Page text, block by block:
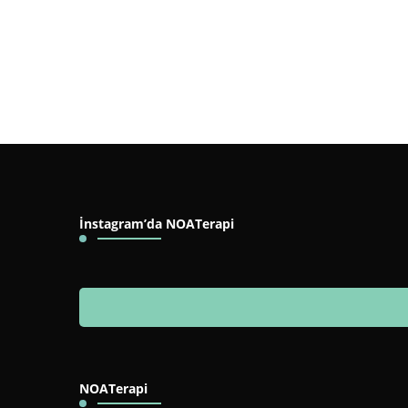
İnstagram’da NOATerapi
NOATerapi